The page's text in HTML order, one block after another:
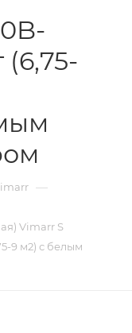
(6,75-
—
Vimarr S
9 м2) с белым